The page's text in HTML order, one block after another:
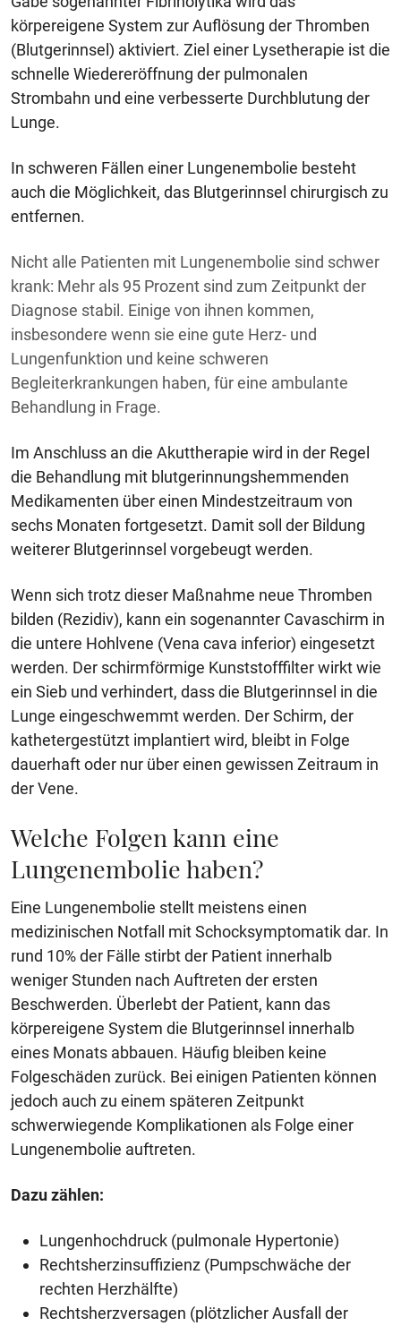
körpereigene System zur Auflösung der Thromben
(Blutgerinnsel) aktiviert. Ziel einer Lysetherapie ist die
schnelle Wiedereröffnung der pulmonalen
Strombahn und eine verbesserte Durchblutung der
Lunge.
In schweren Fällen einer Lungenembolie besteht
auch die Möglichkeit, das Blutgerinnsel chirurgisch zu
entfernen.
Nicht alle Patienten mit Lungenembolie sind schwer
krank: Mehr als 95 Prozent sind zum Zeitpunkt der
Diagnose stabil. Einige von ihnen kommen,
insbesondere wenn sie eine gute Herz- und
Lungenfunktion und keine schweren
Begleiterkrankungen haben, für eine ambulante
Behandlung in Frage.
Im Anschluss an die Akuttherapie wird in der Regel
die Behandlung mit blutgerinnungshemmenden
Medikamenten über einen Mindestzeitraum von
sechs Monaten fortgesetzt. Damit soll der Bildung
weiterer Blutgerinnsel vorgebeugt werden.
Wenn sich trotz dieser Maßnahme neue Thromben
bilden (Rezidiv), kann ein sogenannter Cavaschirm in
die untere Hohlvene (Vena cava inferior) eingesetzt
werden. Der schirmförmige Kunststofffilter wirkt wie
ein Sieb und verhindert, dass die Blutgerinnsel in die
Lunge eingeschwemmt werden. Der Schirm, der
kathetergestützt implantiert wird, bleibt in Folge
dauerhaft oder nur über einen gewissen Zeitraum in
der Vene.
Welche Folgen kann eine
Lungenembolie haben?
Eine Lungenembolie stellt meistens einen
medizinischen Notfall mit Schocksymptomatik dar. In
rund 10% der Fälle stirbt der Patient innerhalb
weniger Stunden nach Auftreten der ersten
Beschwerden. Überlebt der Patient, kann das
körpereigene System die Blutgerinnsel innerhalb
eines Monats abbauen. Häufig bleiben keine
Folgeschäden zurück. Bei einigen Patienten können
jedoch auch zu einem späteren Zeitpunkt
schwerwiegende Komplikationen als Folge einer
Lungenembolie auftreten.
Dazu zählen:
Lungenhochdruck (pulmonale Hypertonie)
Rechtsherzinsuffizienz (Pumpschwäche der
rechten Herzhälfte)
Rechtsherzversagen (plötzlicher Ausfall der